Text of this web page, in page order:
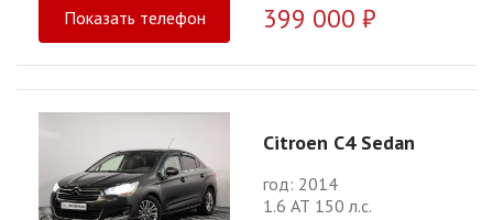
Показать телефон 399 000 ₽
Citroen C4 Sedan
год: 2014
1.6 АТ 150 л.с.